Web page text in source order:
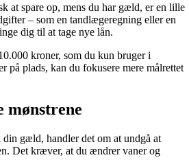
at spare op, mens du har gæld, er en lille
– som en tandlægeregning eller en
dig til at tage nye lån.
kroner, som du kun bruger i
på plads, kan du fokusere mere målrettet
mønstrene
gæld, handler det om at undgå at
Det kræver, at du ændrer vaner og